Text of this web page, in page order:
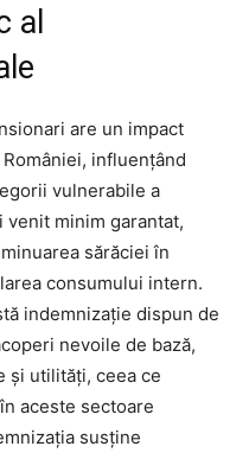
al
are un impact
influențând
vulnerabile a
venit minim garantat,
sărăciei în
consumului intern.
indemnizație dispun de
nevoile de bază,
și utilități, ceea ce
aceste sectoare
susține